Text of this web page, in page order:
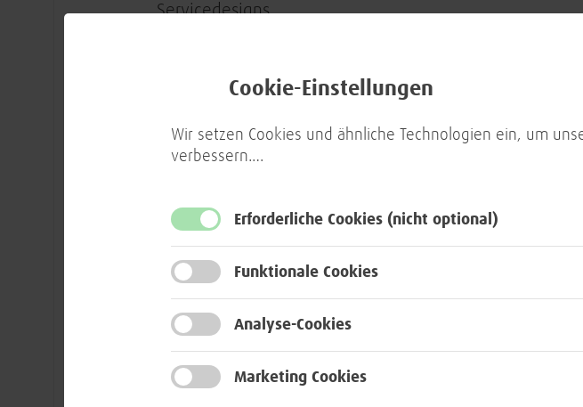
Cookie-Einstellungen
Wir setzen Cookies und ähnliche Technologien ein, um
verbessern.…
Erforderliche Cookies (nicht optional)
Funktionale Cookies
Analyse-Cookies
Marketing Cookies
Servicedesigns
kontinuierliche Überprüfung der
Leistungsverpflichtungen
Virtualisierung und
Finanz- und Investitionsplanung
sowie Kalkulation von Angeboten
Steuerung und Koordination aller
am Service Offering beteiligten
Sehr gute
Erfahrungen